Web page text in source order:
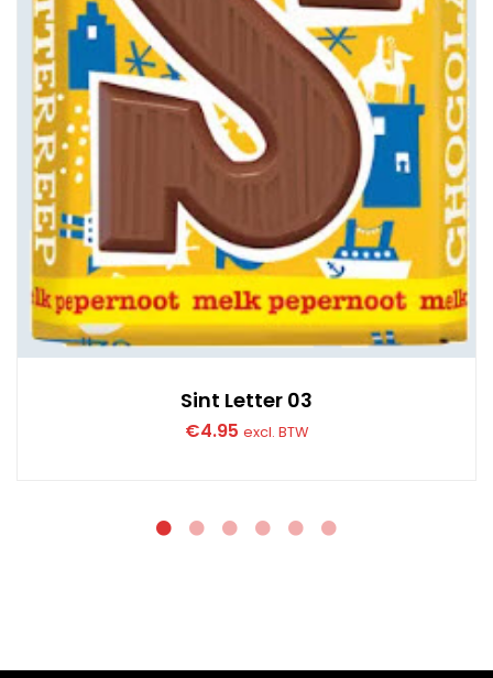
Sint Letter 03
€4.95 excl. BTW